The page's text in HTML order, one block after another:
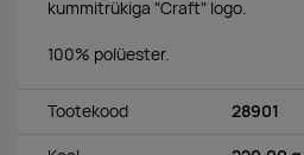
kummitrükiga "Craft" logo.
100% polüester.
Tootekood 28901